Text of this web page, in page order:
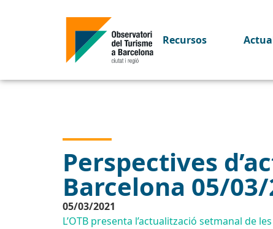
Recursos
Perspectives
Barcelona 05/03/
05/03/2021
L’OTB presenta l’actualització setmanal de